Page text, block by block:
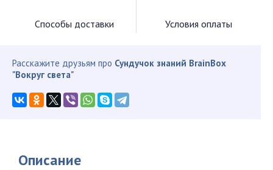
Способы доставки Условия оплаты
Расскажите друзьям про Сундучок знаний BrainBox
"Вокруг света"
Описание